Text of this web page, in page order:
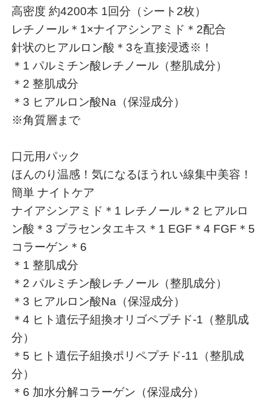
高密度 約4200本 1回分（シート2枚）
レチノール＊1×ナイアシンアミド＊2配合
針状のヒアルロン酸＊3を直接浸透※！
＊1 パルミチン酸レチノール（整肌成分）
＊2 整肌成分
＊3 ヒアルロン酸Na（保湿成分）
※角質層まで
口元用パック
ほんのり温感！気になるほうれい線集中美容！
簡単 ナイトケア
ナイアシンアミド＊1 レチノール＊2 ヒアルロ
ン酸＊3 プラセンタエキス＊1 EGF＊4 FGF＊5
コラーゲン＊6
＊1 整肌成分
＊2 パルミチン酸レチノール（整肌成分）
＊3 ヒアルロン酸Na（保湿成分）
＊4 ヒト遺伝子組換オリゴペプチド-1（整肌成
分）
＊5 ヒト遺伝子組換ポリペプチド-11（整肌成
分）
＊6 加水分解コラーゲン（保湿成分）